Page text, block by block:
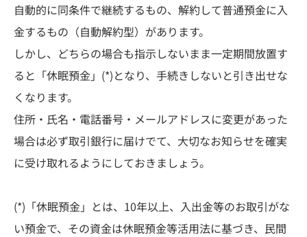
自動的に同条件で継続するもの、解約して普通預金に入
金するもの（自動解約型）があります。
しかし、どちらの場合も指示しないまま一定期間放置す
ると「休眠預金」(*)となり、手続きしないと引き出せな
くなります。
住所・氏名・電話番号・メールアドレスに変更があった
場合は必ず取引銀行に届けでて、大切なお知らせを確実
に受け取れるようにしておきましょう。
(*)「休眠預金」とは、10年以上、入出金等のお取引がな
い預金で、その資金は休眠預金等活用法に基づき、民間